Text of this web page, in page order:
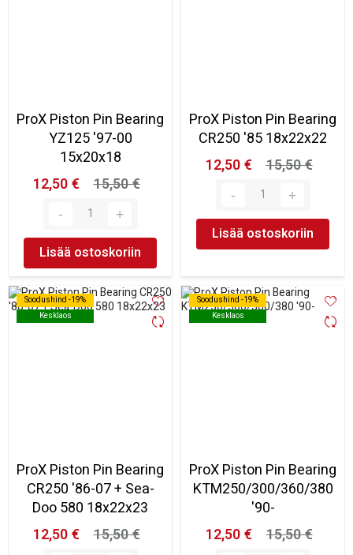
ProX Piston Pin Bearing
YZ125 '97-00
15x20x18
12,50 €
15,50 €
Lisää ostoskoriin
ProX Piston Pin Bearing
CR250 '85 18x22x22
12,50 €
15,50 €
Lisää ostoskoriin
Soodushind -19%
Kesklaos
Soodushind -19%
Kesklaos
ProX Piston Pin Bearing
CR250 '86-07 + Sea-
Doo 580 18x22x23
12,50 €
15,50 €
Soodushind -19%
Kesklaos
Soodushind -19%
Kesklaos
ProX Piston Pin Bearing
KTM250/300/360/380
'90-
12,50 €
15,50 €